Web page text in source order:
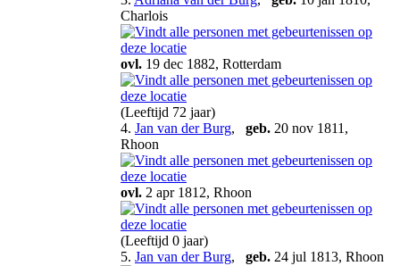
Charlois
ovl. 19 dec 1882, Rotterdam
(Leeftijd 72 jaar)
4. Jan van der Burg, geb. 20 nov 1811,
Rhoon
ovl. 2 apr 1812, Rhoon
(Leeftijd 0 jaar)
5. Jan van der Burg, geb. 24 jul 1813, Rhoon